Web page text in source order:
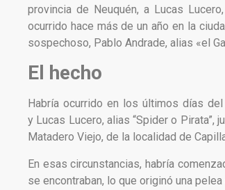
provincia de Neuquén, a Lucas
ocurrido hace más de un año en la
sospechoso, Pablo Andrade, alias «el
El hecho
Habría ocurrido en los últimos días
y Lucas Lucero, alias “Spider o Pirata”,
Matadero Viejo, de la localidad de
En esas circunstancias, habría
se encontraban, lo que originó una